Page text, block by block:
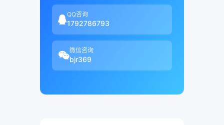
QQ咨询
1792786793
微信咨询
bjr369